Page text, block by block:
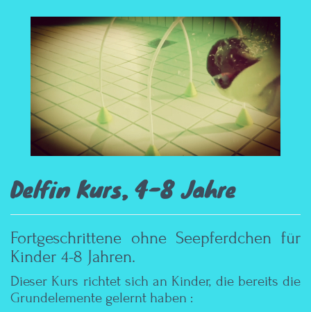
Delfin Kurs, 4-8 Jahre
Fortgeschrittene ohne Seepferdchen für
Kinder 4-8 Jahren.
Dieser Kurs richtet sich an Kinder, die bereits die
Grundelemente gelernt haben :